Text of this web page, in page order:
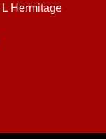
Hermitage